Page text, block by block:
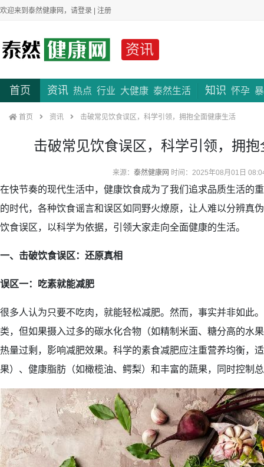
欢迎来到泰然健康网，请登录 | 注册
资讯
首页 资讯 热点 行业 大健康 泰然生活 知识 怀孕
首页 资讯 击破常见饮食误区，科学引领，拥抱全面健康生活
击破常见饮食误区，科学引领，拥
来源： 泰然健康网 时间：2025年08月01日
在快节奏的现代生活中，健康饮食成为了我们追求品质生活的
的时代，各种饮食谣言和误区如同野火燎原，让人难以分辨真
饮食误区，以科学为依据，引领大家走向全面健康的生活。
一、击破饮食误区：还原真相
误区一：吃素就能减肥
很多人认为只要不吃肉，就能轻松减肥。然而，事实并非如此
类，但如果摄入过多的碳水化合物（如精制米面、糖分高的水
热量过剩，影响减肥效果。科学的素食减肥应注重营养均衡，
果）、健康脂肪（如橄榄油、鳄梨）和丰富的蔬果，同时控制